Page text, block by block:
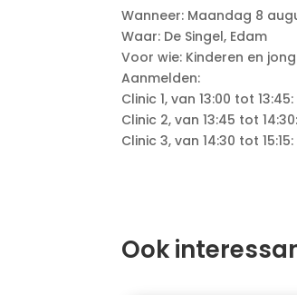
Wanneer: Maandag 8
Waar: De Singel, Edam
Voor wie: Kinderen en
Aanmelden:
Clinic 1, van 13:00 tot 13:45:
Clinic 2, van 13:45 tot 14:30:
Clinic 3, van 14:30 tot 15:15:
Ook